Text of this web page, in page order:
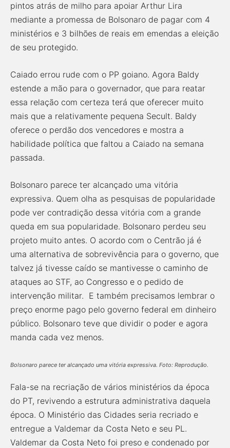
pintos atrás de milho para apoiar Arthur Lira
mediante a promessa de Bolsonaro de pagar com 4
ministérios e 3 bilhões de reais em emendas a eleição
de seu protegido.
Caiado errou rude com o PP goiano. Agora Baldy
estende a mão para o governador, que para reatar
essa relação com certeza terá que oferecer muito
mais que a relativamente pequena Secult. Baldy
oferece o perdão dos vencedores e mostra a
habilidade política que faltou a Caiado na semana
passada.
Bolsonaro parece ter alcançado uma vitória
expressiva. Quem olha as pesquisas de popularidade
pode ver contradição dessa vitória com a grande
queda em sua popularidade. Bolsonaro perdeu seu
projeto muito antes. O acordo com o Centrão já é
uma alternativa de sobrevivência para o governo, que
talvez já tivesse caído se mantivesse o caminho de
ataques ao STF, ao Congresso e o pedido de
intervenção militar. E também precisamos lembrar o
preço enorme pago pelo governo federal em dinheiro
público. Bolsonaro teve que dividir o poder e agora
manda cada vez menos.
Bolsonaro parece ter alcançado uma vitória expressiva. Foto: Reprodução.
Fala-se na recriação de vários ministérios da época
do PT, revivendo a estrutura administrativa daquela
época. O Ministério das Cidades seria recriado e
entregue a Valdemar da Costa Neto e seu PL.
Valdemar da Costa Neto foi preso e condenado por